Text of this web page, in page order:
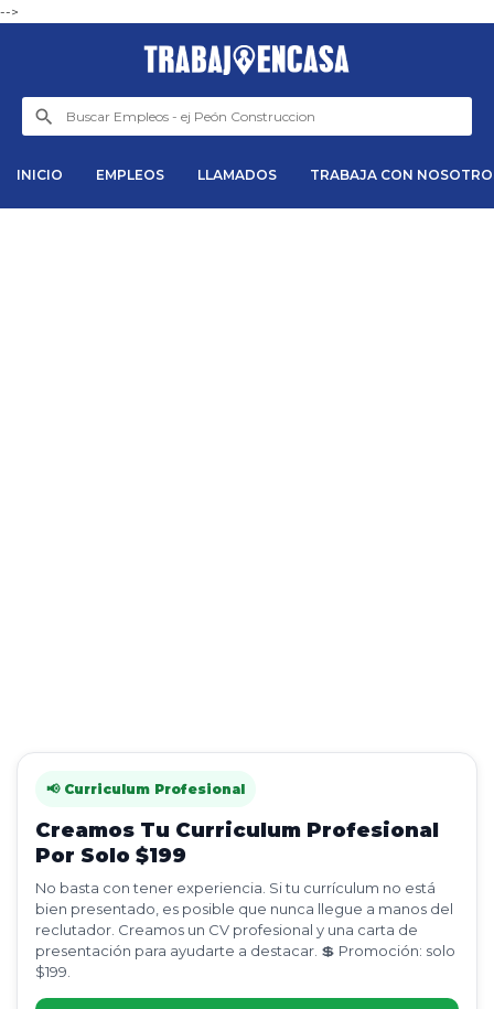
-->
INICIO EMPLEOS LLAMADOS TRABAJA CON
📢 Curriculum Profesional
Creamos Tu Curriculum Profesional
Por Solo $199
No basta con tener experiencia. Si tu currículum no está
bien presentado, es posible que nunca llegue a manos del
reclutador. Creamos un CV profesional y una carta de
presentación para ayudarte a destacar. 💲 Promoción: solo
$199.